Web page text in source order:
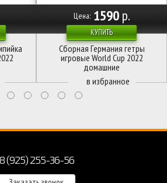
КУПИТЬ
Цена: 1590р.
Сборная Германия гетры
игровые World Cup 2022
домашние
8 (925) 255-36-56